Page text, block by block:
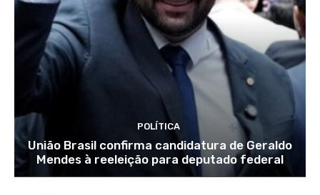
POLÍTICA
União Brasil confirma candidatura de Geraldo
Mendes à reeleição para deputado federal